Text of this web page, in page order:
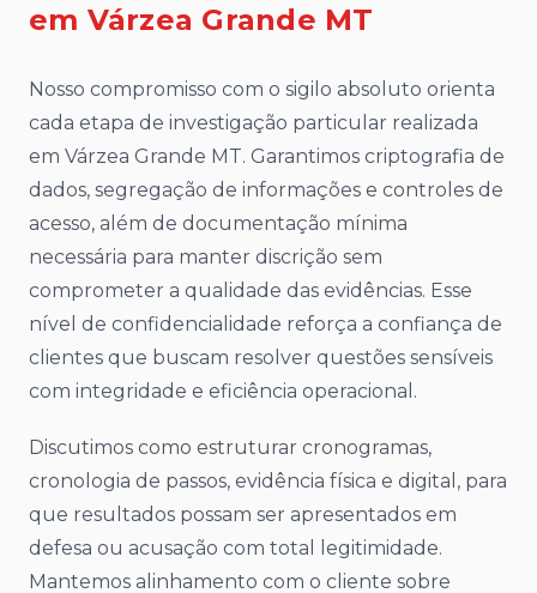
em Várzea Grande MT
Nosso compromisso com o sigilo absoluto orienta
cada etapa de investigação particular realizada
em Várzea Grande MT. Garantimos criptografia de
dados, segregação de informações e controles de
acesso, além de documentação mínima
necessária para manter discrição sem
comprometer a qualidade das evidências. Esse
nível de confidencialidade reforça a confiança de
clientes que buscam resolver questões sensíveis
com integridade e eficiência operacional.
Discutimos como estruturar cronogramas,
cronologia de passos, evidência física e digital, para
que resultados possam ser apresentados em
defesa ou acusação com total legitimidade.
Mantemos alinhamento com o cliente sobre